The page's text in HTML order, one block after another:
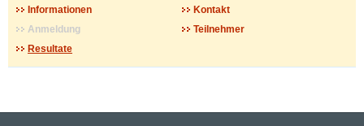
Informationen
Kontakt
Anmeldung
Teilnehmer
Resultate